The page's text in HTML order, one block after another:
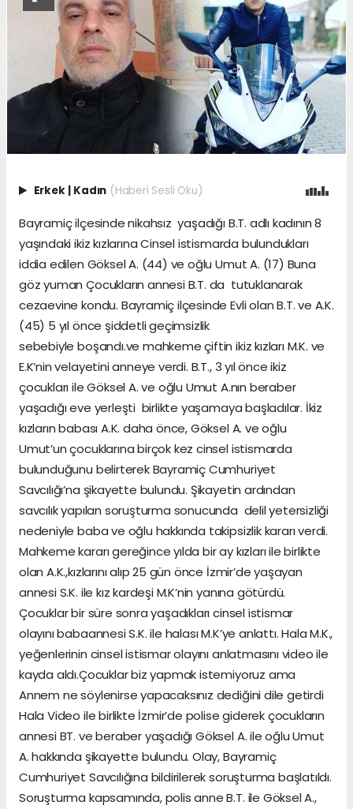
Erkek Kadın (Haberi Sesli Oku)
Bayramiç ilçesinde nikahsız yaşadığı B.T. adlı kadının 8
yaşındaki ikiz kızlarına Cinsel istismarda bulundukları
iddia edilen Göksel A. (44) ve oğlu Umut A. (17) Buna
göz yuman Çocukların annesi B.T. da tutuklanarak
cezaevine kondu. Bayramiç ilçesinde Evli olan B.T. ve A.K.
(45) 5 yıl önce şiddetli geçimsizlik
sebebiyle boşandı.ve mahkeme çiftin ikiz kızları M.K. ve
E.K’nin velayetini anneye verdi. B.T., 3 yıl önce ikiz
çocukları ile Göksel A. ve oğlu Umut A.nın beraber
yaşadığı eve yerleşti birlikte yaşamaya başladılar. İkiz
kızların babası A.K. daha önce, Göksel A. ve oğlu
Umut’un çocuklarına birçok kez cinsel istismarda
bulunduğunu belirterek Bayramiç Cumhuriyet
Savcılığı’na şikayette bulundu. Şikayetin ardından
savcılık yapılan soruşturma sonucunda delil yetersizliği
nedeniyle baba ve oğlu hakkında takipsizlik kararı verdi.
Mahkeme kararı gereğince yılda bir ay kızları ile birlikte
olan A.K.,kızlarını alıp 25 gün önce İzmir’de yaşayan
annesi S.K. ile kız kardeşi M.K’nin yanına götürdü.
Çocuklar bir süre sonra yaşadıkları cinsel istismar
olayını babaannesi S.K. ile halası M.K’ye anlattı. Hala M.K.,
yeğenlerinin cinsel istismar olayını anlatmasını video ile
kayda aldı.Çocuklar biz yapmak istemiyoruz ama
Annem ne söylenirse yapacaksınız dediğini dile getirdi
Hala Video ile birlikte İzmir’de polise giderek çocukların
annesi BT. ve beraber yaşadığı Göksel A. ile oğlu Umut
A. hakkında şikayette bulundu. Olay, Bayramiç
Cumhuriyet Savcılığına bildirilerek soruşturma başlatıldı.
Soruşturma kapsamında, polis anne B.T. ile Göksel A.,